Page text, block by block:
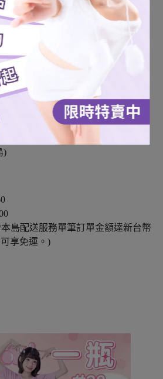
本島)
)
島配送服務單筆訂單金額達新台幣
享免運。)